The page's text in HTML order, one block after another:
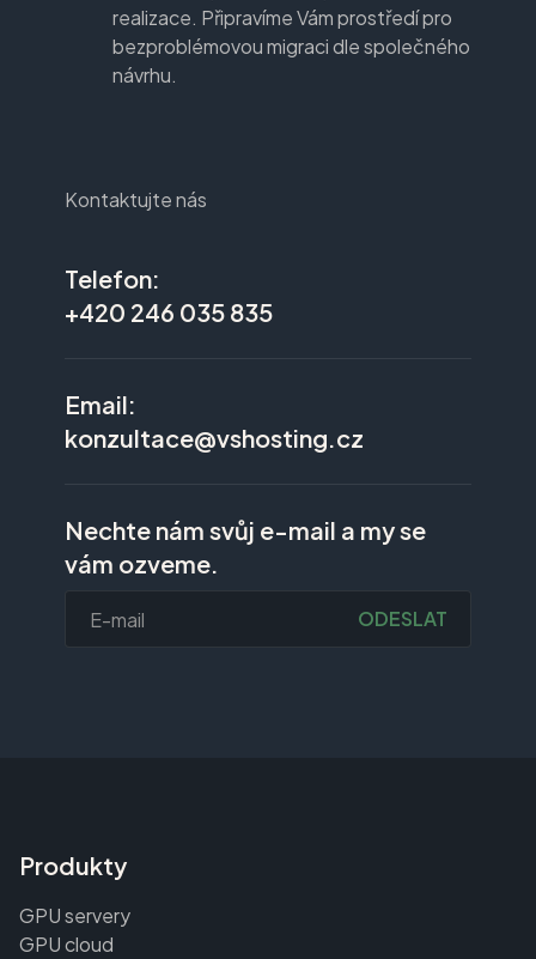
realizace. Připravíme Vám prostředí pro
bezproblémovou migraci dle společného
návrhu.
Kontaktujte nás
Telefon:
+420 246 035 835
Email:
konzultace@vshosting.cz
Nechte nám svůj e-mail a my se
vám ozveme.
ODESLAT
Produkty
GPU servery
GPU cloud